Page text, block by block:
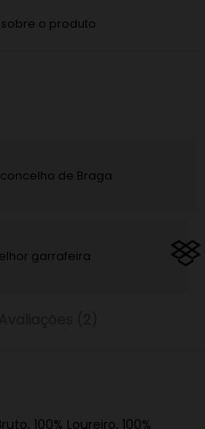
o produto
de Braga
garrafeira
100% Loureiro, 100%